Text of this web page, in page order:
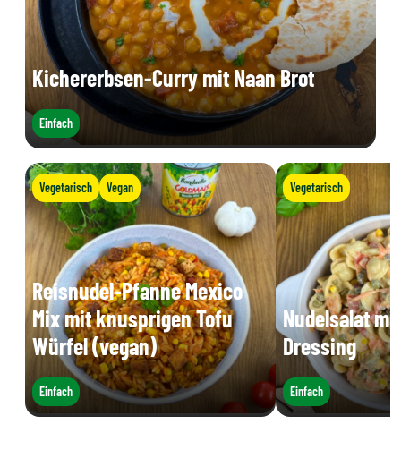
Kichererbsen-Curry mit Naan Brot
Einfach
Vegetarisch Vegan
Reisnudel-Pfanne Mexico
Mix mit knusprigen Tofu
Würfel (vegan)
Einfach
Vegetarisch
Nudelsalat
Dressing
Einfach